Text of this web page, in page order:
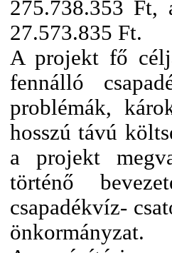
275.738.353 Ft,
27.573.835 Ft.
A projekt fő
fennálló
problémák,
hosszú távú
a projekt
történő
csapadékvíz-
önkormányzat.